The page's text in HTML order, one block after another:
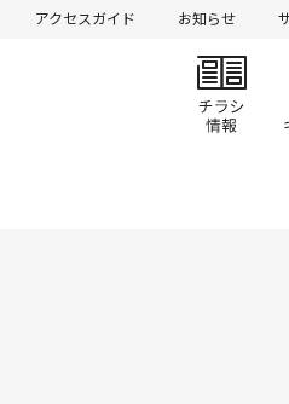
アクセスガイド お知らせ